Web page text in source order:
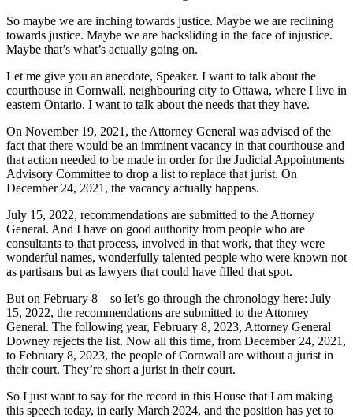
So maybe we are inching towards justice. Maybe we are reclining
towards justice. Maybe we are backsliding in the face of injustice.
Maybe that’s what’s actually going on.
Let me give you an anecdote, Speaker. I want to talk about the
courthouse in Cornwall, neighbouring city to Ottawa, where I live in
eastern Ontario. I want to talk about the needs that they have.
On November 19, 2021, the Attorney General was advised of the
fact that there would be an imminent vacancy in that courthouse and
that action needed to be made in order for the Judicial Appointments
Advisory Committee to drop a list to replace that jurist. On
December 24, 2021, the vacancy actually happens.
July 15, 2022, recommendations are submitted to the Attorney
General. And I have on good authority from people who are
consultants to that process, involved in that work, that they were
wonderful names, wonderfully talented people who were known not
as partisans but as lawyers that could have filled that spot.
But on February 8—so let’s go through the chronology here: July
15, 2022, the recommendations are submitted to the Attorney
General. The following year, February 8, 2023, Attorney General
Downey rejects the list. Now all this time, from December 24, 2021,
to February 8, 2023, the people of Cornwall are without a jurist in
their court. They’re short a jurist in their court.
So I just want to say for the record in this House that I am making
this speech today, in early March 2024, and the position has yet to